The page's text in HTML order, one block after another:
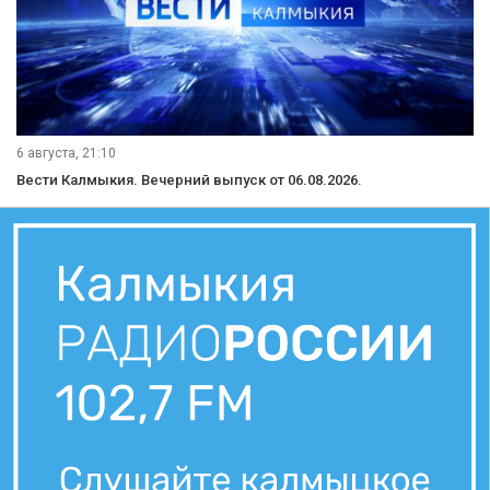
6 августа, 21:10
Вести Калмыкия. Вечерний выпуск от 06.08.2026.